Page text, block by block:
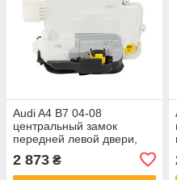
Audi A4 B7 04-08
центральный замок
передней левой двери,
2 873 ₴